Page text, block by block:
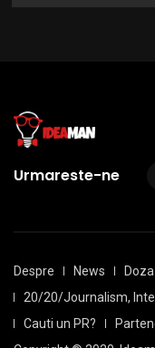
Urmareste-ne
Despre News
20/20/Journalism,
Cauti un PR?